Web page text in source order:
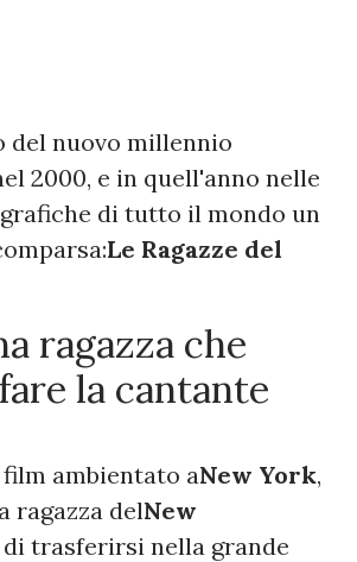
del nuovo millennio
2000, e in quell'anno nelle
di tutto il mondo un
Le Ragazze del
ragazza che
la cantante
ambientato aNew York,
ragazza delNew
di trasferirsi nella grande